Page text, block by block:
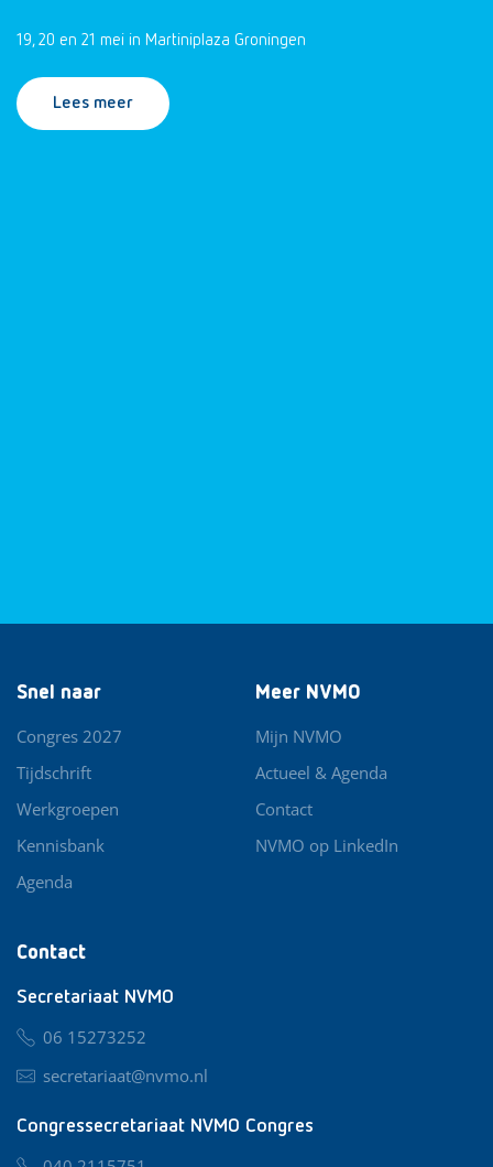
19, 20 en 21 mei in Martiniplaza Groningen
Lees meer
Contact
Secretariaat NVMO
06 15273252
secretariaat@nvmo.nl
Congressecretariaat NVMO Congres
Snel naar
Congres 2027
Tijdschrift
Werkgroepen
Kennisbank
Agenda
Meer NVMO
Mijn NVMO
Actueel & Agenda
Contact
NVMO op LinkedIn